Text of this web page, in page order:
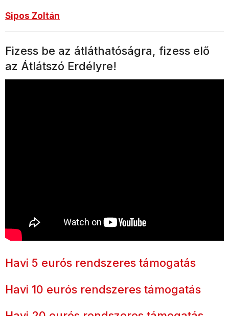
Sipos Zoltán
Fizess be az átláthatóságra, fizess elő
az Átlátszó Erdélyre!
Havi 5 eurós rendszeres támogatás
Havi 10 eurós rendszeres támogatás